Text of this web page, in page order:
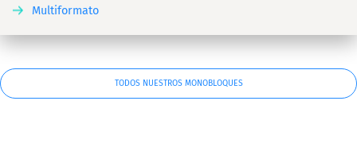
Multiformato
TODOS NUESTROS MONOBLOQUES